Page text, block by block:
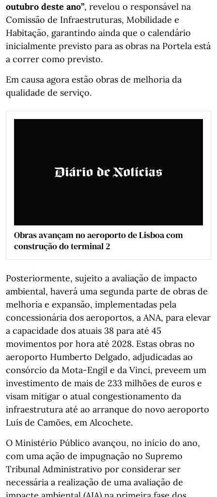
outubro deste ano”, revelou o responsável na
Comissão de Infraestruturas, Mobilidade e
Habitação, garantindo ainda que o calendário
inicialmente previsto para as obras na Portela está
a correr como previsto.
Em causa agora estão obras de melhoria da
qualidade de serviço.
Obras avançam no aeroporto de Lisboa com
construção do terminal 2
Posteriormente, sujeito a avaliação de impacto
ambiental, haverá uma segunda parte de obras de
melhoria e expansão, implementadas pela
concessionária dos aeroportos, a ANA, para elevar
a capacidade dos atuais 38 para até 45
movimentos por hora até 2028. Estas obras no
aeroporto Humberto Delgado, adjudicadas ao
consórcio da Mota-Engil e da Vinci, preveem um
investimento de mais de 233 milhões de euros e
visam mitigar o atual congestionamento da
infraestrutura até ao arranque do novo aeroporto
Luís de Camões, em Alcochete.
O Ministério Público avançou, no início do ano,
com uma ação de impugnação no Supremo
Tribunal Administrativo por considerar ser
necessária a realização de uma avaliação de